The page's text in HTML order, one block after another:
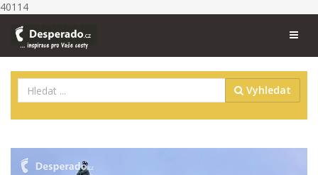
40114
Vyhledat